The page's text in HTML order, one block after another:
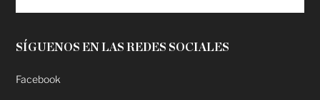
SÍGUENOS EN LAS REDES SOCIALES
Facebook